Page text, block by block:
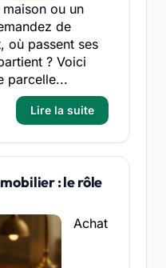
ou un
de
où passent ses
? Voici
parcelle...
Lire la suite
: le rôle
Achat